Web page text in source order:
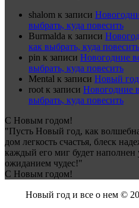
shalom к записи
выбрать, куда повесить
Burmalda к записи
как выбрать, куда повесить
pin к записи Новогодние
выбрать, куда повесить
Mental к записи Новый
root к записи Новогодние
выбрать, куда повесить
С Новым годом!
"Пусть Новый год, как
дом легкость счастья, блеск
каждый его миг будет
ожиданием чудес!"
С Новым годом!
Новый год и все о нем ©